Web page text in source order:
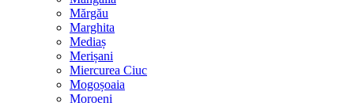
Mărgău
Marghita
Mediaș
Merișani
Miercurea Ciuc
Mogoșoaia
Moroeni